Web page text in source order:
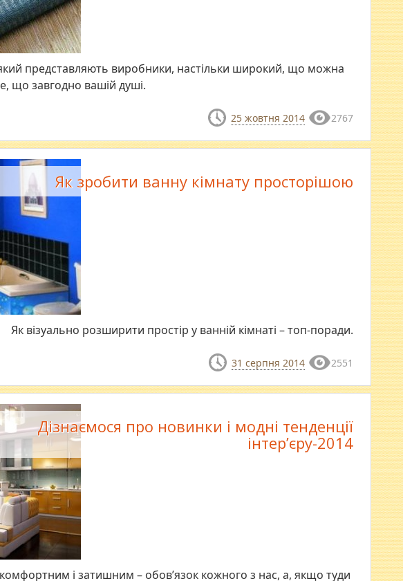
представляють виробники, настільки широкий, що можна
що завгодно вашій душі.
25 жовтня 2014 2767
Як зробити ванну кімнату просторішою
Як візуально розширити простір у ванній кімнаті – топ-поради.
31 серпня 2014 2551
Дізнаємося про новинки і модні тенденції
інтер’єру-2014
і затишним – обов’язок кожного з нас, а, якщо туди